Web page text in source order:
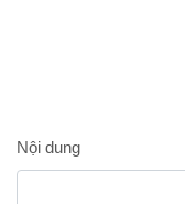
Nội dung